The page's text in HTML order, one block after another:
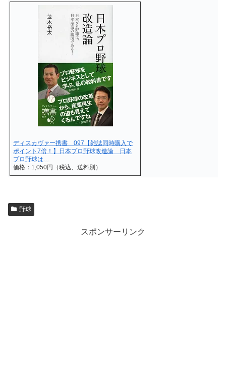
ディスカヴァー携書 097【雑誌同時購入で
ポイント7倍！】日本プロ野球改造論 日本
プロ野球は…
価格：1,050円（税込、送料別）
野球
スポンサーリンク